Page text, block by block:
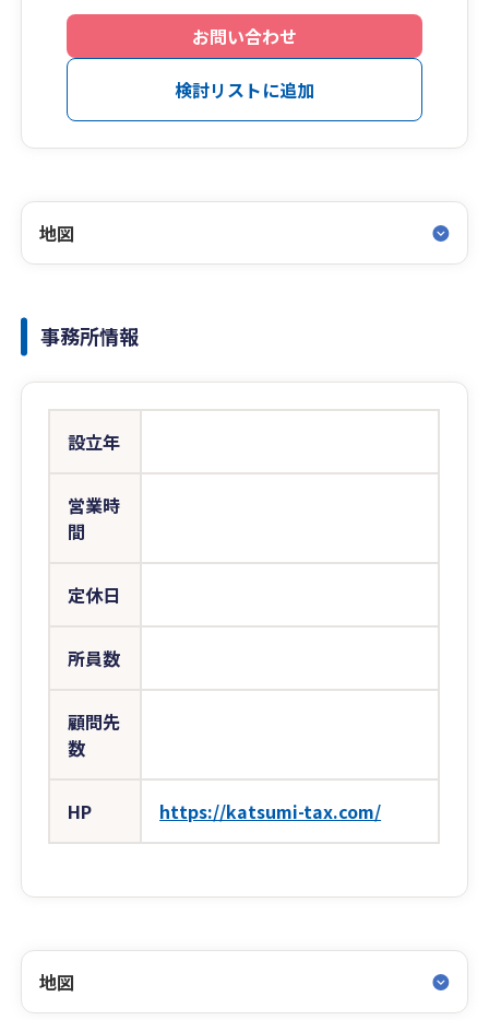
お問い合わせ
検討リストに追加
地図
事務所情報
設立年
営業時
間
定休日
所員数
顧問先
数
HP https://katsumi-tax.com/
地図